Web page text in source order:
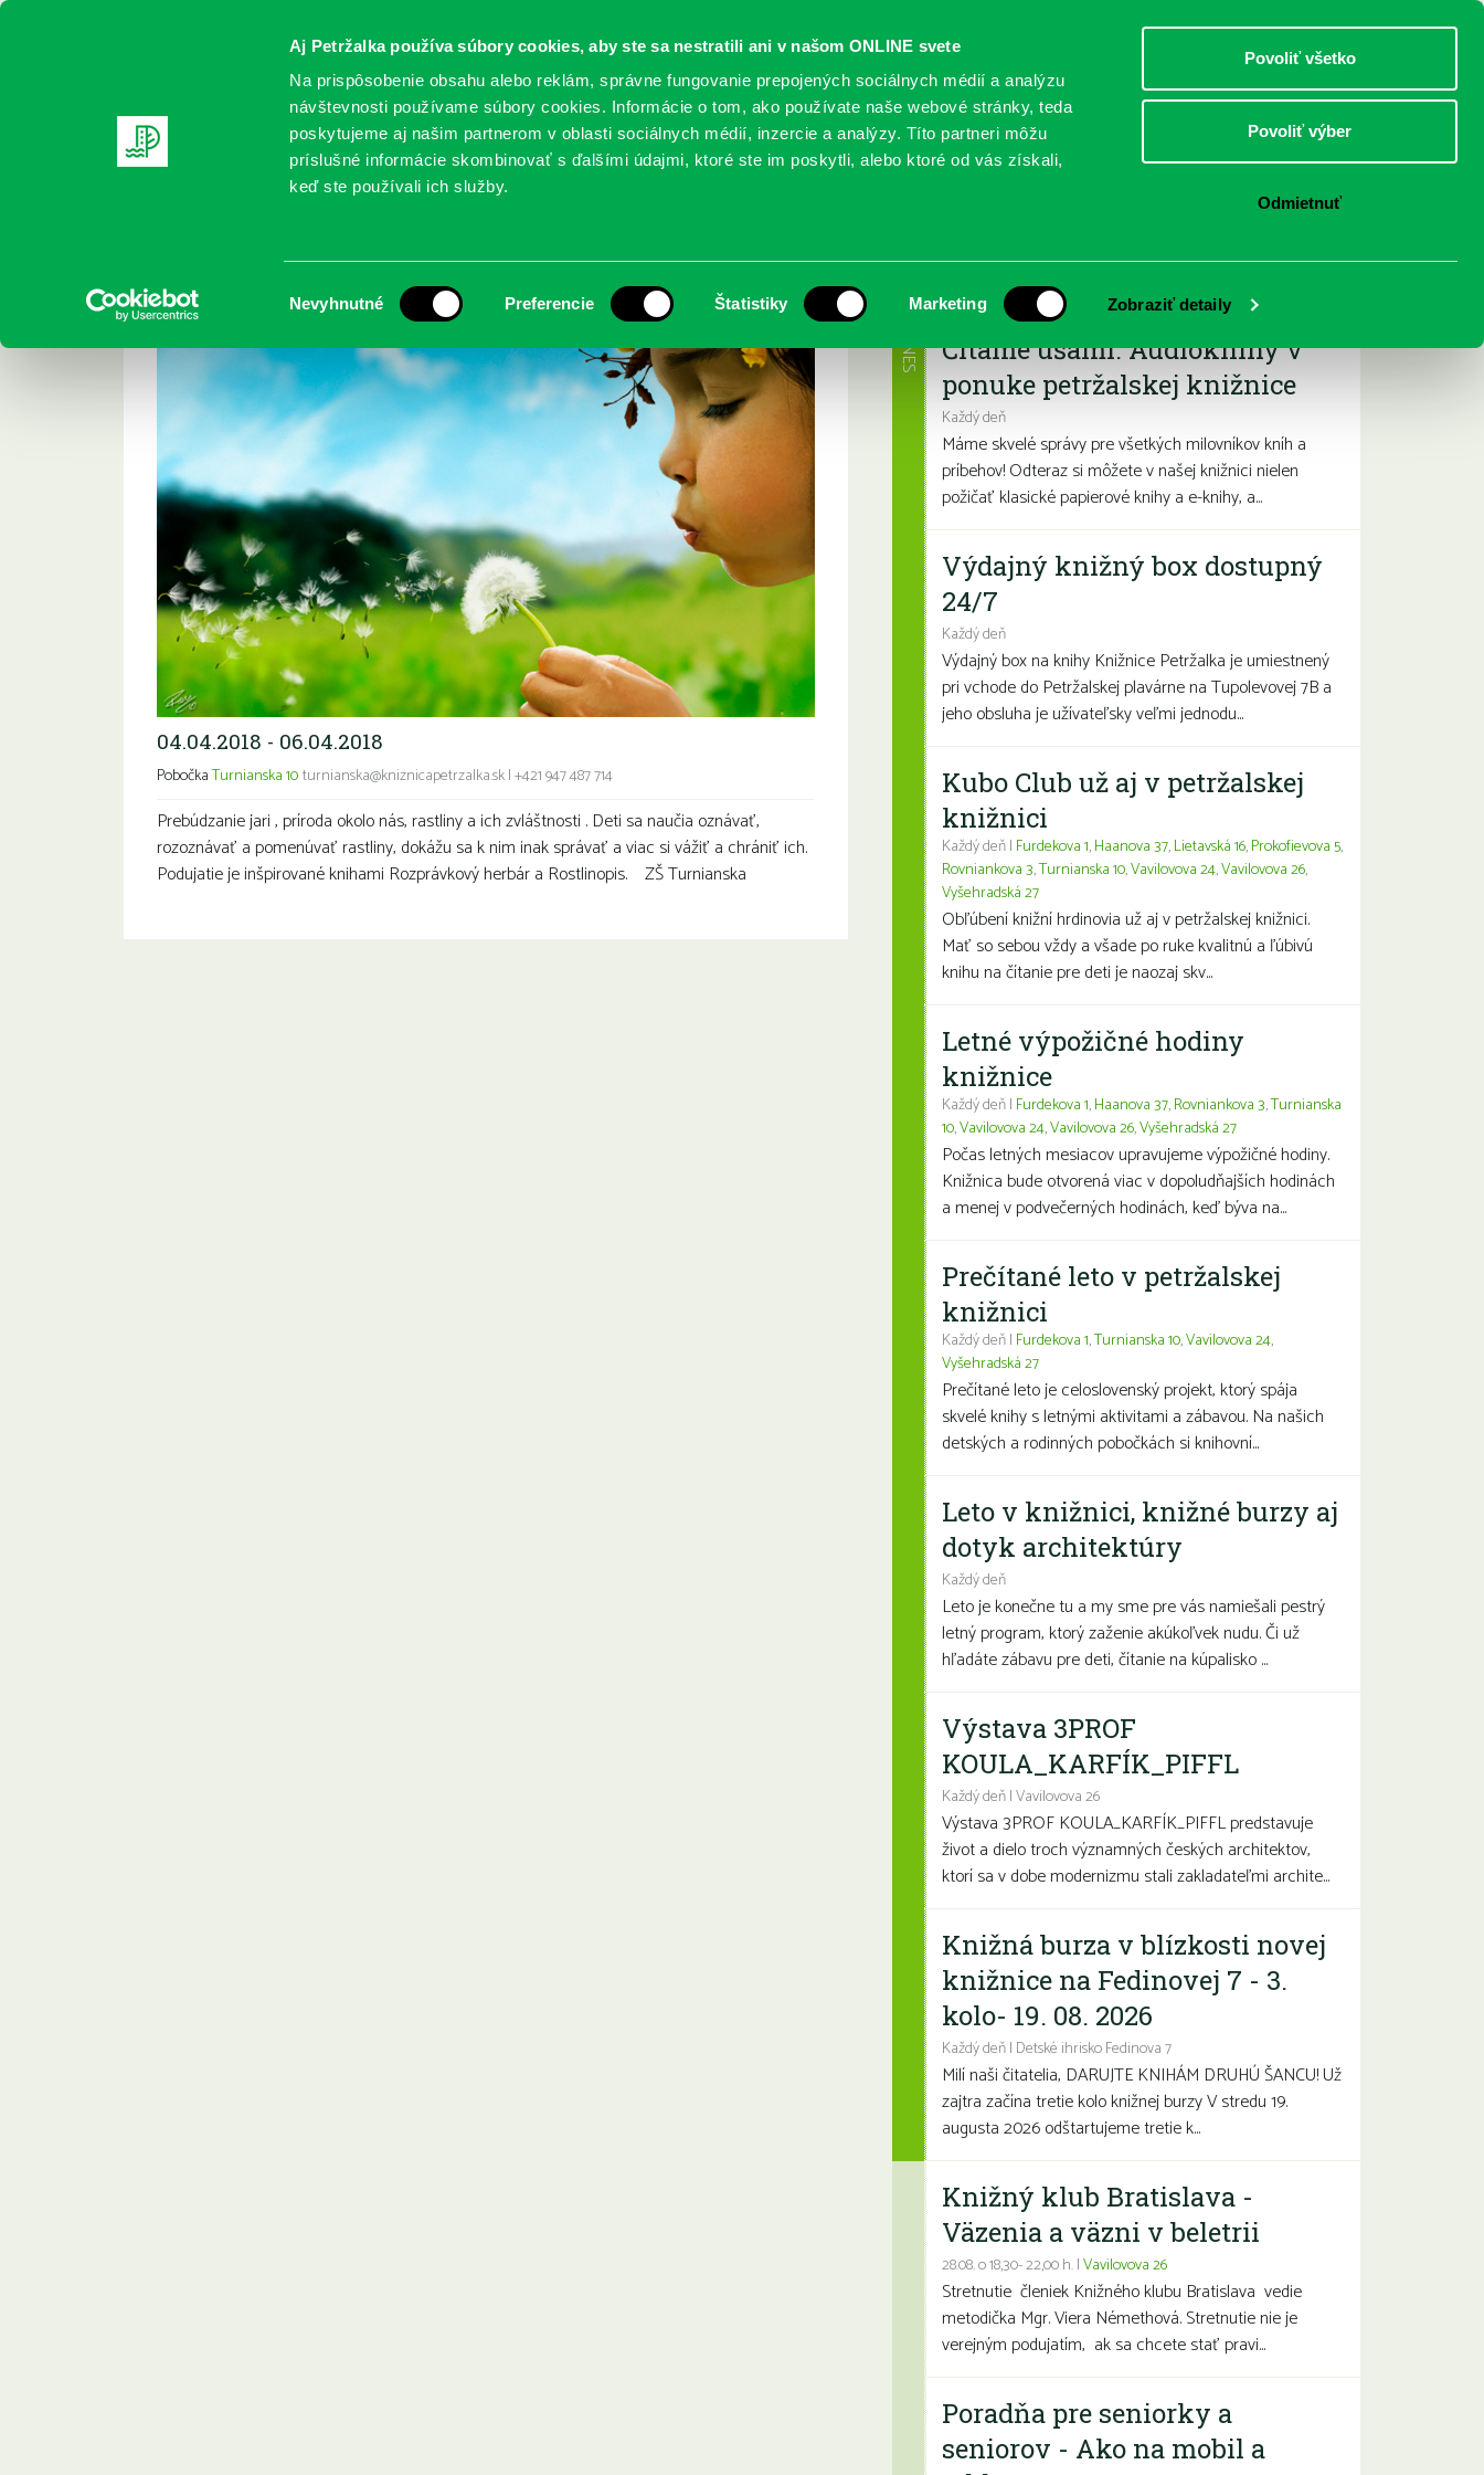
Aj Petržalka používa súbory cookies, aby ste sa nestratili ani v našom ONLINE svete
Na prispôsobenie obsahu alebo reklám, správne fungovanie prepojených sociálnych médií a analýzu
návštevnosti používame súbory cookies. Informácie o tom, ako používate naše webové stránky, teda
poskytujeme aj našim partnerom v oblasti sociálnych médií, inzercie a analýzy. Títo partneri môžu
príslušné informácie skombinovať s ďalšími údajmi, ktoré ste im poskytli, alebo ktoré od vás získali,
keď ste používali ich služby.
súhlasu
Nevyhnutné Preferencie Štatistiky Marketing Zobraziť detaily
Povoliť všetko
Povoliť výber
Odmietnuť
DOSPELÍ
REGISTRUJTE SA ONLINE KATALÓGY SLUŽBY PODUJATIA POBOČKY O KNIŽNICI
Ako šla púpava do sveta
04.04.2018 - 06.04.2018
PobočkaTurnianska 10turnianska@kniznicapetrzalka.sk|+421 947 487 714
Prebúdzanie jari , príroda okolo nás, rastliny a ich zvláštnosti . Deti sa naučia oznávať,
rozoznávať a pomenúvať rastliny, dokážu sa k nim inak správať a viac si vážiť a chrániť ich.
Podujatie je inšpirované knihami Rozprávkový herbár a Rostlinopis. ZŠ Turnianska
Najbližšie podujatia
Čítame ušami. Audioknihy v
ponuke petržalskej knižnice
Každý deň
Máme skvelé správy pre všetkých milovníkov kníh a
príbehov! Odteraz si môžete v našej knižnici nielen
požičať klasické papierové knihy a e-knihy, a...
DNES
Výdajný knižný box dostupný
24/7
Každý deň
Výdajný box na knihy Knižnice Petržalka je umiestnený
pri vchode do Petržalskej plavárne na Tupolevovej 7B a
jeho obsluha je užívateľsky veľmi jednodu...
Kubo Club už aj v petržalskej
knižnici
Každý deň | Furdekova 1,Haanova 37,Lietavská 16,Prokofievova 5,
Rovniankova 3,Turnianska 10,Vavilovova 24,Vavilovova 26,
Vyšehradská 27
Obľúbení knižní hrdinovia už aj v petržalskej knižnici.
Mať so sebou vždy a všade po ruke kvalitnú a ľúbivú
knihu na čítanie pre deti je naozaj skv...
Letné výpožičné hodiny
knižnice
Každý deň | Furdekova 1,Haanova 37,Rovniankova 3,Turnianska
10,Vavilovova 24,Vavilovova 26,Vyšehradská 27
Počas letných mesiacov upravujeme výpožičné hodiny.
Knižnica bude otvorená viac v dopoludňajších hodinách
a menej v podvečerných hodinách, keď býva na...
Prečítané leto v petržalskej
knižnici
Každý deň | Furdekova 1,Turnianska 10,Vavilovova 24,
Vyšehradská 27
Prečítané leto je celoslovenský projekt, ktorý spája
skvelé knihy s letnými aktivitami a zábavou. Na našich
detských a rodinných pobočkách si knihovní...
Leto v knižnici, knižné burzy aj
dotyk architektúry
Každý deň
Leto je konečne tu a my sme pre vás namiešali pestrý
letný program, ktorý zaženie akúkoľvek nudu. Či už
hľadáte zábavu pre deti, čítanie na kúpalisko ...
Výstava 3PROF
KOULA_KARFÍK_PIFFL
Každý deň | Vavilovova 26
Výstava 3PROF KOULA_KARFÍK_PIFFL predstavuje
život a dielo troch významných českých architektov,
ktorí sa v dobe modernizmu stali zakladateľmi archite...
Knižná burza v blízkosti novej
knižnice na Fedinovej 7 - 3.
kolo- 19. 08. 2026
Každý deň | Detské ihrisko Fedinova 7
Milí naši čitatelia, DARUJTE KNIHÁM DRUHÚ ŠANCU! Už
zajtra začína tretie kolo knižnej burzy V stredu 19.
augusta 2026 odštartujeme tretie k...
Knižný klub Bratislava -
Väzenia a väzni v beletrii
28.08. o 18,30- 22,00 h. |Vavilovova 26
Stretnutie členiek Knižného klubu Bratislava vedie
metodička Mgr. Viera Némethová. Stretnutie nie je
verejným podujatím, ak sa chcete stať pravi...
Poradňa pre seniorky a
seniorov - Ako na mobil a